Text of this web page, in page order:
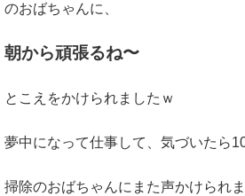
のおばちゃんに、
朝から頑張るね〜
とこえをかけられましたｗ
夢中になって仕事して、気づいたら10
掃除のおばちゃんにまた声かけられま